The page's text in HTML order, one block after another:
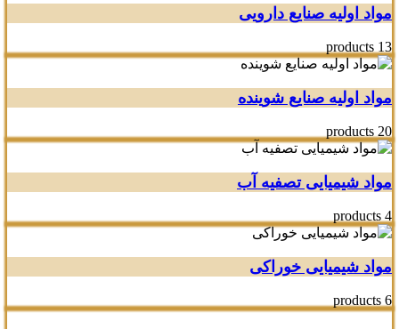
مواد اولیه صنایع دارویی
13 products
مواد اولیه صنایع شوینده
20 products
مواد شیمیایی تصفیه آب
4 products
مواد شیمیایی خوراکی
6 products